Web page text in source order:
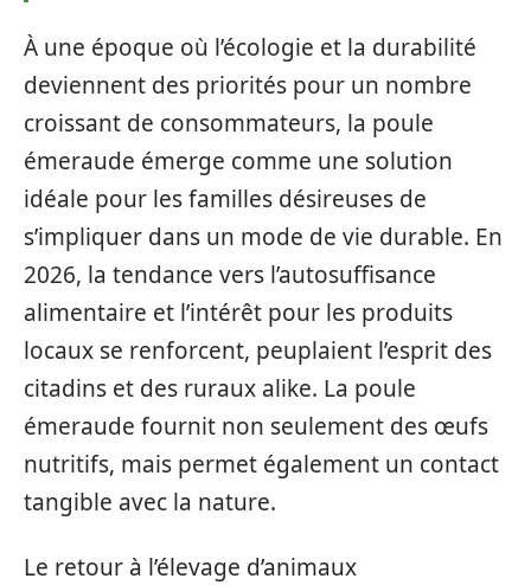
À une époque où l’écologie et la durabilité
deviennent des priorités pour un nombre
croissant de consommateurs, la poule
émeraude émerge comme une solution
idéale pour les familles désireuses de
s’impliquer dans un mode de vie durable. En
2026, la tendance vers l’autosuffisance
alimentaire et l’intérêt pour les produits
locaux se renforcent, peuplaient l’esprit des
citadins et des ruraux alike. La poule
émeraude fournit non seulement des œufs
nutritifs, mais permet également un contact
tangible avec la nature.
Le retour à l’élevage d’animaux